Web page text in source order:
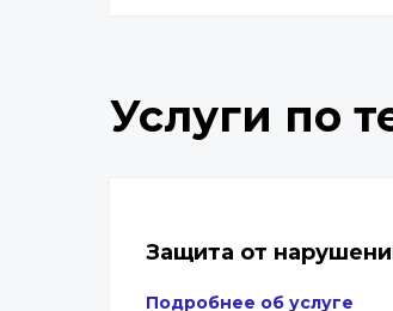
Услуги по
Защита от
Подробнее об услуге